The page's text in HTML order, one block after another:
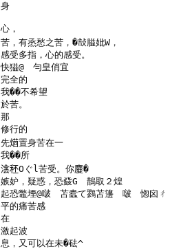
身
心，
苦，有𤉋愁之苦，�㪗膉妣W，
感受多指，心的感受。
快獈@　勻皇俏宜
完全的
我��不希望
於苦。
那
修行的
先𤌚置身苦在一
我��所
𣸮秠Oぐl苦受。你𪊴�
嫉妒，疑惑，恐鼗G　鵲取２煌
起恐鼈堙@啵　苫蠹て鷚苫籩　啵　惚囟ㄔ
平的痛苦感
在
激起波
息，又可以在未�砝^